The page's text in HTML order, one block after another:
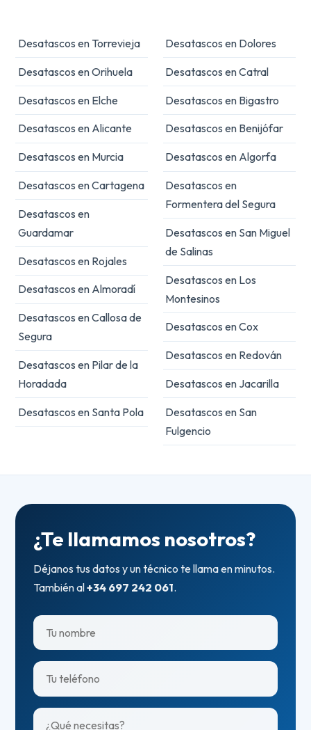
Desatascos en Torrevieja
Desatascos en Orihuela
Desatascos en Elche
Desatascos en Alicante
Desatascos en Murcia
Desatascos en Cartagena
Desatascos en
Guardamar
Desatascos en Rojales
Desatascos en Almoradí
Desatascos en Callosa de
Segura
Desatascos en Pilar de la
Horadada
Desatascos en Santa Pola
Desatascos en Dolores
Desatascos en Catral
Desatascos en Bigastro
Desatascos en Benijófar
Desatascos en Algorfa
Desatascos en
Formentera del Segura
Desatascos en San Miguel
de Salinas
Desatascos en Los
Montesinos
Desatascos en Cox
Desatascos en Redován
Desatascos en Jacarilla
Desatascos en San
Fulgencio
¿Te llamamos nosotros?
Déjanos tus datos y un técnico te llama en minutos.
También al+34 697 242 061.